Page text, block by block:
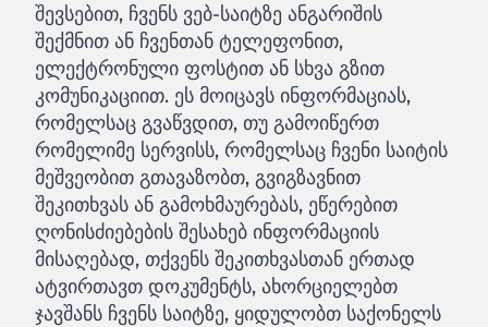
შევსებით, ჩვენს ვებ-საიტზე ანგარიშის
შექმნით ან ჩვენთან ტელეფონით,
ელექტრონული ფოსტით ან სხვა გზით
კომუნიკაციით. ეს მოიცავს ინფორმაციას,
რომელსაც გვაწვდით, თუ გამოიწერთ
რომელიმე სერვისს, რომელსაც ჩვენი საიტის
მეშვეობით გთავაზობთ, გვიგზავნით
შეკითხვას ან გამოხმაურებას, ეწერებით
ღონისძიებების შესახებ ინფორმაციის
მისაღებად, თქვენს შეკითხვასთან ერთად
ატვირთავთ დოკუმენტს, ახორციელებთ
ჯავშანს ჩვენს საიტზე, ყიდულობთ საქონელს